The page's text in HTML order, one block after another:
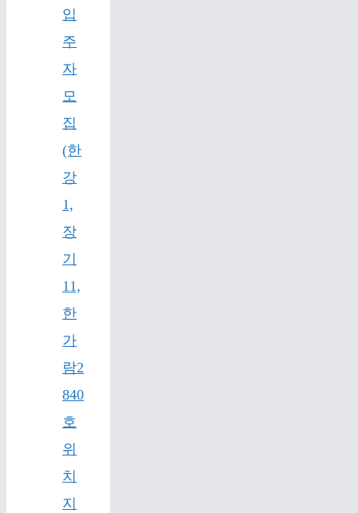
입
주
자
모
집
(한
강
1,
장
기
11,
한
가
람2
840
호
위
치
지